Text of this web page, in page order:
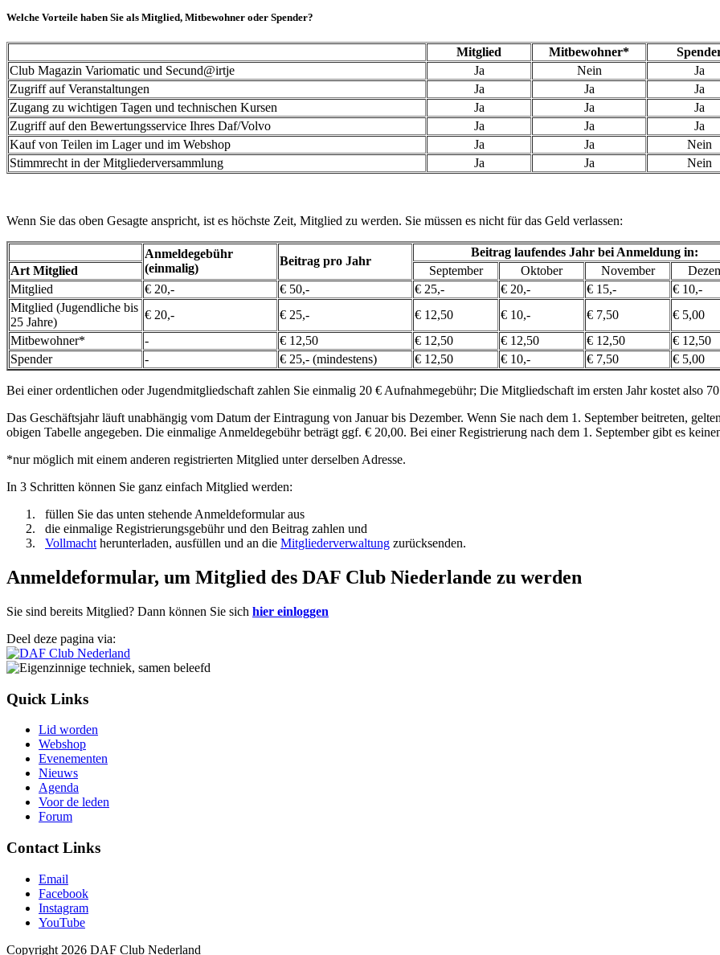
Welche Vorteile haben Sie als Mitglied, Mitbewohner oder Spender?
Mitglied Mitbewohner*
Club Magazin Variomatic und Secund@irtje
Ja Nein
Ja
Zugriff auf Veranstaltungen
Ja Ja
Ja
Zugang zu wichtigen Tagen und technischen Kursen
Ja Ja
Ja
Zugriff auf den Bewertungsservice Ihres Daf/Volvo
Ja Ja
Ja
Kauf von Teilen im Lager und im Webshop
Ja Ja
Nein
Stimmrecht in der Mitgliederversammlung
Ja Ja Nein
Wenn Sie das oben Gesagte anspricht, ist es höchste Zeit, Mitglied zu werden. Sie müssen es nicht für das Geld verlassen:
Anmeldegebühr
(einmalig)
Beitrag pro Jahr
Beitrag laufendes Jahr bei Anmeldung in:
Art Mitglied
September Oktober November
Mitglied
€ 20,- € 50,- € 25,- € 20,- € 15,-
€ 10,-
Mitglied (Jugendliche bis
25 Jahre)
€ 20,- € 25,- € 12,50 € 10,- € 7,50
€ 5,00
Mitbewohner*
- € 12,50 € 12,50 € 12,50 € 12,50
€ 12,50
Spender
- € 25,- (mindestens) € 12,50 € 10,- € 7,50 € 5,00
Bei einer ordentlichen oder Jugendmitgliedschaft zahlen Sie einmalig 20 € Aufnahmegebühr; Die Mitgliedschaft im ersten Jahr kostet also
Das Geschäftsjahr läuft unabhängig vom Datum der Eintragung von Januar bis Dezember. Wenn Sie nach dem 1. September beitreten,
obigen Tabelle angegeben. Die einmalige Anmeldegebühr beträgt ggf. € 20,00. Bei einer Registrierung nach dem 1. September gibt es
*nur möglich mit einem anderen registrierten Mitglied unter derselben Adresse.
In 3 Schritten können Sie ganz einfach Mitglied werden:
füllen Sie das unten stehende Anmeldeformular aus
die einmalige Registrierungsgebühr und den Beitrag zahlen und
Vollmacht herunterladen, ausfüllen und an die Mitgliederverwaltung zurücksenden.
Anmeldeformular, um Mitglied des DAF Club Niederlande zu werden
Sie sind bereits Mitglied? Dann können Sie sich hier einloggen
Deel deze pagina via:
Quick Links
Lid worden
Webshop
Evenementen
Nieuws
Agenda
Voor de leden
Forum
Contact Links
Email
Facebook
Instagram
YouTube
Copyright 2026 DAF Club Nederland